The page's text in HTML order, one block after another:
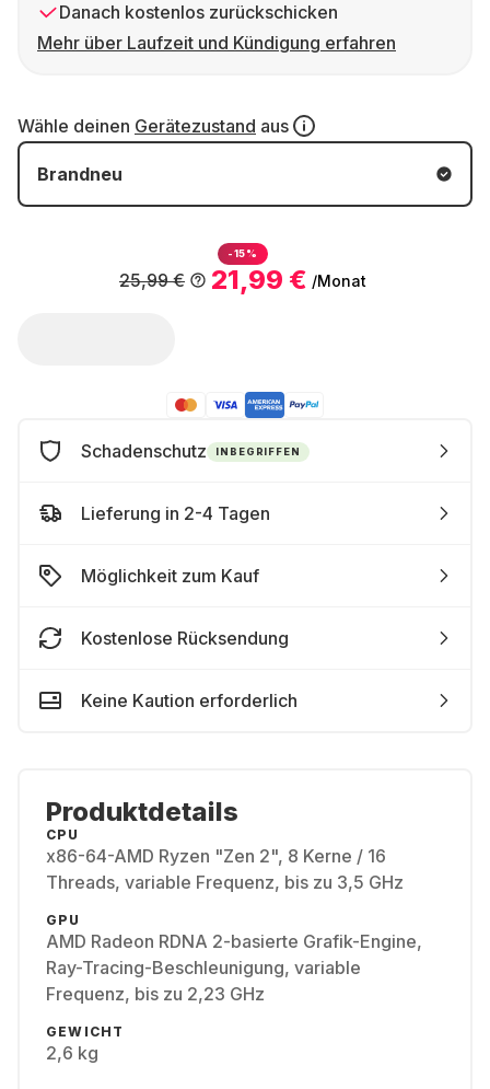
Danach kostenlos zurückschicken
Mehr über Laufzeit und Kündigung erfahren
Wähle deinen Gerätezustand aus
Brandneu
-15%
21,99 € /Monat
25,99 €
Schadenschutz INBEGRIFFEN
Lieferung in 2-4 Tagen
Möglichkeit zum Kauf
Kostenlose Rücksendung
Keine Kaution erforderlich
Produktdetails
CPU
x86-64-AMD Ryzen "Zen 2", 8 Kerne / 16
Threads, variable Frequenz, bis zu 3,5 GHz
GPU
AMD Radeon RDNA 2-basierte Grafik-Engine,
Ray-Tracing-Beschleunigung, variable
Frequenz, bis zu 2,23 GHz
GEWICHT
2,6 kg